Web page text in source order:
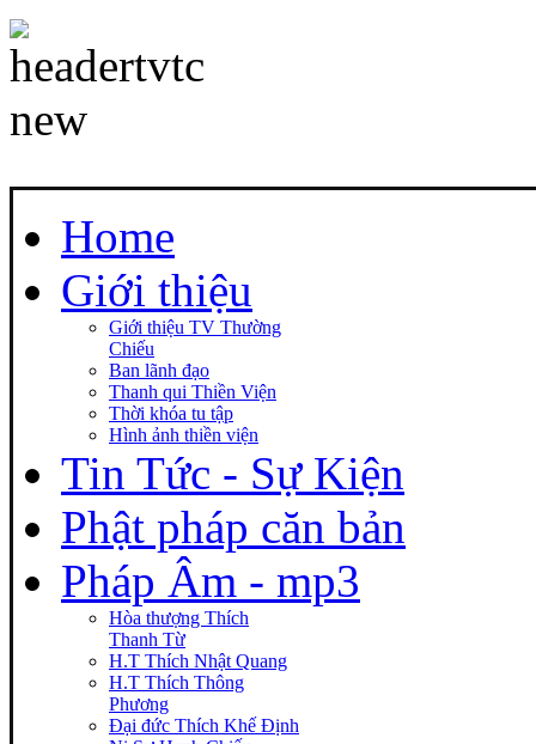
Home
Giới thiệu
Giới thiệu TV Thường
Chiếu
Ban lãnh đạo
Thanh qui Thiền Viện
Thời khóa tu tập
Hình ảnh thiền viện
Tin Tức - Sự Kiện
Phật pháp căn bản
Pháp Âm - mp3
Hòa thượng Thích
Thanh Từ
H.T Thích Nhật Quang
H.T Thích Thông
Phương
Đại đức Thích Khế Định